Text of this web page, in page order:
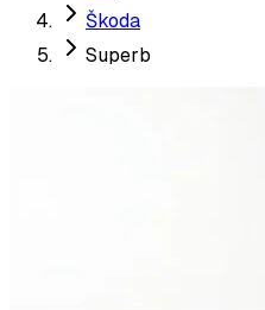
Škoda
Superb